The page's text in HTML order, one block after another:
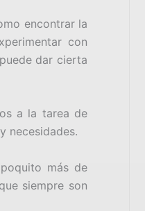
encontrar la
con
dar cierta
a la tarea de
necesidades.
más de
siempre son